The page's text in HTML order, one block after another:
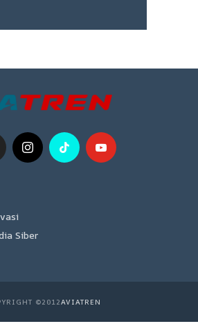
Siber
©2012AVIATREN